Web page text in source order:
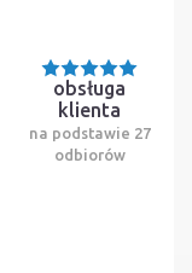
obsługa
klienta
na podstawie 27
odbiorów